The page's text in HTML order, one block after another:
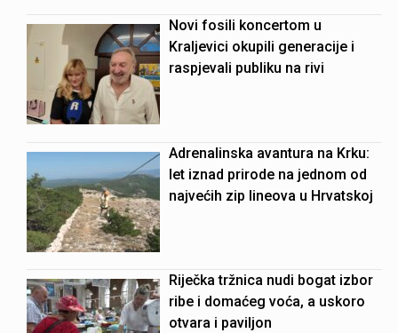
Novi fosili koncertom u
Kraljevici okupili generacije i
raspjevali publiku na rivi
Adrenalinska avantura na Krku:
let iznad prirode na jednom od
najvećih zip lineova u Hrvatskoj
Riječka tržnica nudi bogat izbor
ribe i domaćeg voća, a uskoro
otvara i paviljon